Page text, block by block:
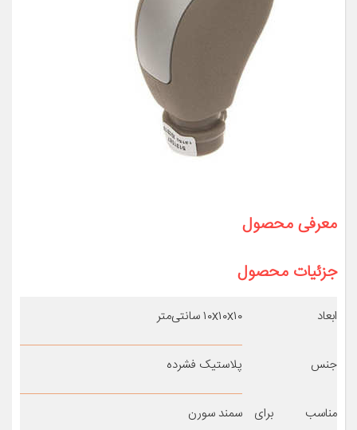
معرفی محصول
جزئیات محصول
ابعاد ۱۰x۱۰x۱۰ سانتی‌متر
جنس پلاستیک فشرده
مناسب برای
سمند سورن